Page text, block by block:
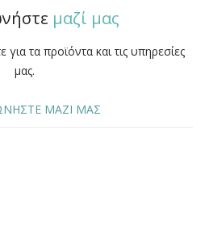
μαζί μας
τα προϊόντα και τις υπηρεσίες
μας.
ΜΑΖΙ ΜΑΣ